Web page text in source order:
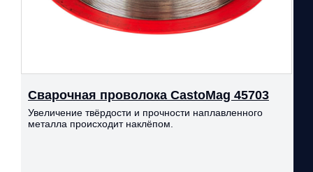
Сварочная проволока CastoMag 45703
Увеличение твёрдости и прочности наплавленного
металла происходит наклёпом.